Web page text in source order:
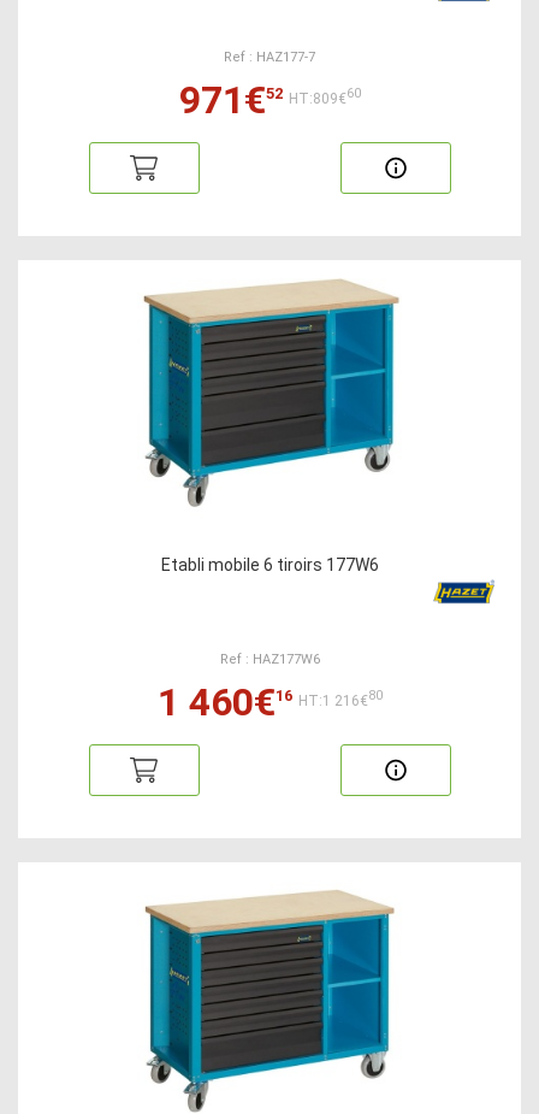
Ref : HAZ177-7
971€52 HT:809€60
Etabli mobile 6 tiroirs 177W6
Ref : HAZ177W6
1 460€16 HT:1 216€80